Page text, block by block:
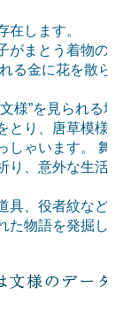
します。
がまとう着物の
る金に花を散ら
様”を見られる場
とり、唐草模様
しゃいます。 舞
り、意外な生活
、役者紋など
た物語を発掘し